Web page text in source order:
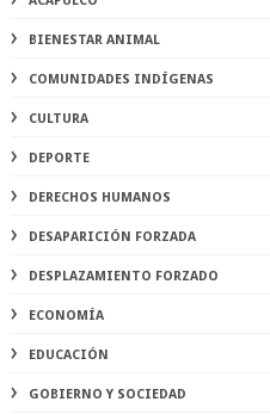
BIENESTAR ANIMAL
COMUNIDADES INDÍGENAS
CULTURA
DEPORTE
DERECHOS HUMANOS
DESAPARICIÓN FORZADA
DESPLAZAMIENTO FORZADO
ECONOMÍA
EDUCACIÓN
GOBIERNO Y SOCIEDAD